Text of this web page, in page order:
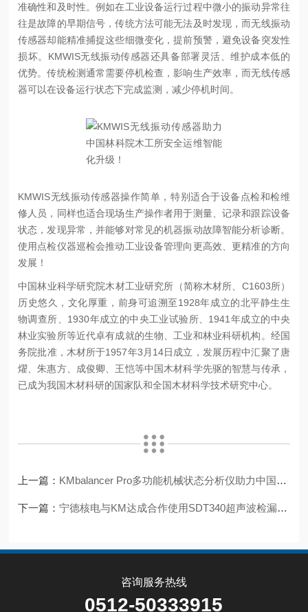
准确性和及时性。例如在工业设备运行过程中微小的振动异常往
往是故障的早期信号，传统方法可能无法及时发现，而无线振动
传感器却能精准捕捉这些细微变化，提前预警，避免设备突发性
损坏。KMWIS无线振动传感器还具备部署灵活、维护成本低的
优势。传统检测通常需要停机检查，影响生产效率，而无线传感
器可以在设备运行状态下完成监测，减少停机时间。
KMWIS无线振动传感器操作简单，特别适合于设备点检和检维
修人员，同样也适合现场生产操作者用于测量、记录和跟踪设备
状态，发现异常，并能够对常见的机器振动故障智能分析诊断。
使用点检仪器巡检会推动工业设备管理向更高效、更精准的方向
发展！
中国林业科学研究院木材工业研究所（简称木材所、C1603所）
历史悠久，文化厚重，前身可追溯至1928年成立的北平静生生
物调查所、1930年成立的中央工业试验所、1941年成立的中央
林业实验所等近代卓有成就的生物、工业和林业科研机构。经国
务院批准，木材所于1957年3月14日成立，发展历程中汇聚了唐
燿、朱惠方、成俊卿、王恺等中国木材科学先驱的智慧与传承，
已成为我国木材科研的国家队和全国木材科学技术研究中心。
上一篇： KMbalancer Pro多功能机械状态分析仪助力中国艺术科技研究所实现日常巡检！
下一篇：宁德核电与KM达成合作使用SDT340超声波检漏仪解决电气泄漏问题！
咨询服务热线
0512-50333915